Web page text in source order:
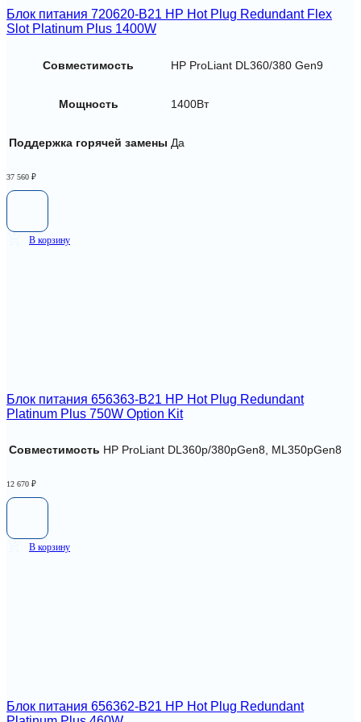
Блок питания 720620-B21 HP Hot Plug Redundant Flex
Slot Platinum Plus 1400W
Совместимость HP ProLiant DL360/380 Gen9
Мощность 1400Вт
Поддержка горячей замены Да
37 560 ₽
В корзину
Блок питания 656363-B21 HP Hot Plug Redundant
Platinum Plus 750W Option Kit
Совместимость HP ProLiant DL360p/380pGen8, ML350pGen8
12 670 ₽
В корзину
Блок питания 656362-B21 HP Hot Plug Redundant